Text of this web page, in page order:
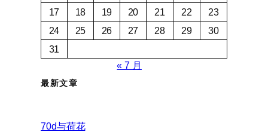
17
18 19 20 21 22
23
24
25 26 27 28 29
30
31
« 7 月
最新文章
70d与荷花